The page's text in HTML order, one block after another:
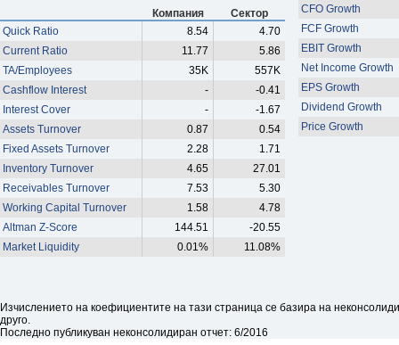
Компания
Сектор
Quick Ratio
8.54
4.70
Current Ratio
11.77
5.86
TA/Employees
35K
557K
Cashflow Interest
-
-0.41
Interest Cover
-
-1.67
Assets Turnover
0.87
0.54
Fixed Assets Turnover
2.28
1.71
Inventory Turnover
4.65
27.01
Receivables Turnover
7.53
5.30
Working Capital Turnover
1.58
4.78
Altman Z-Score
144.51
-20.55
Market Liquidity
0.01% 11.08%
CFO Growth
FCF Growth
EBIT Growth
Net Income Growth
EPS Growth
Dividend Growth
Price Growth
Изчислението на коефициентите на тази страница се базира на
друго.
Последно публикуван неконсолидиран отчет: 6/2016